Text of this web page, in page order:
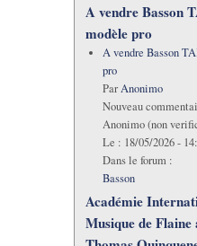
A vendre Basson
modèle pro
A vendre Basson
pro
ParAnonimo
Nouveau
Anonimo (non
Le : 18/05/2026 -
Dans le forum :
Basson
Académie
Musique de Flaine